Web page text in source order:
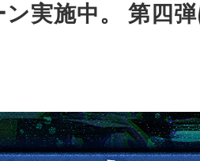
実施中。 第四弾